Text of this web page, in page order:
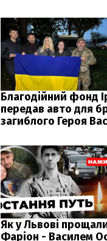
Благодійний фонд
передав авто для
загиблого Героя
Як у Львові
Фаріон - Василем